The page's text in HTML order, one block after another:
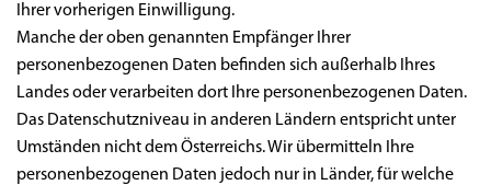
Ihrer vorherigen Einwilligung.
Manche der oben genannten Empfänger Ihrer
personenbezogenen Daten befinden sich außerhalb Ihres
Landes oder verarbeiten dort Ihre personenbezogenen Daten.
Das Datenschutzniveau in anderen Ländern entspricht unter
Umständen nicht dem Österreichs. Wir übermitteln Ihre
personenbezogenen Daten jedoch nur in Länder, für welche